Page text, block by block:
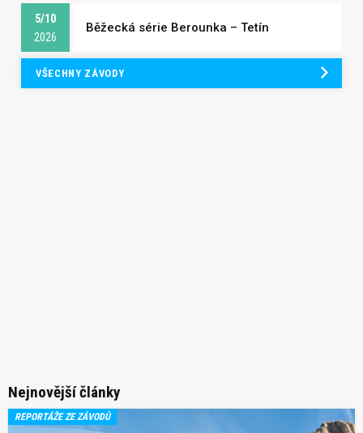
5/10
2026
Běžecká série Berounka – Tetín
VŠECHNY ZÁVODY
Nejnovější články
REPORTÁŽE ZE ZÁVODŮ